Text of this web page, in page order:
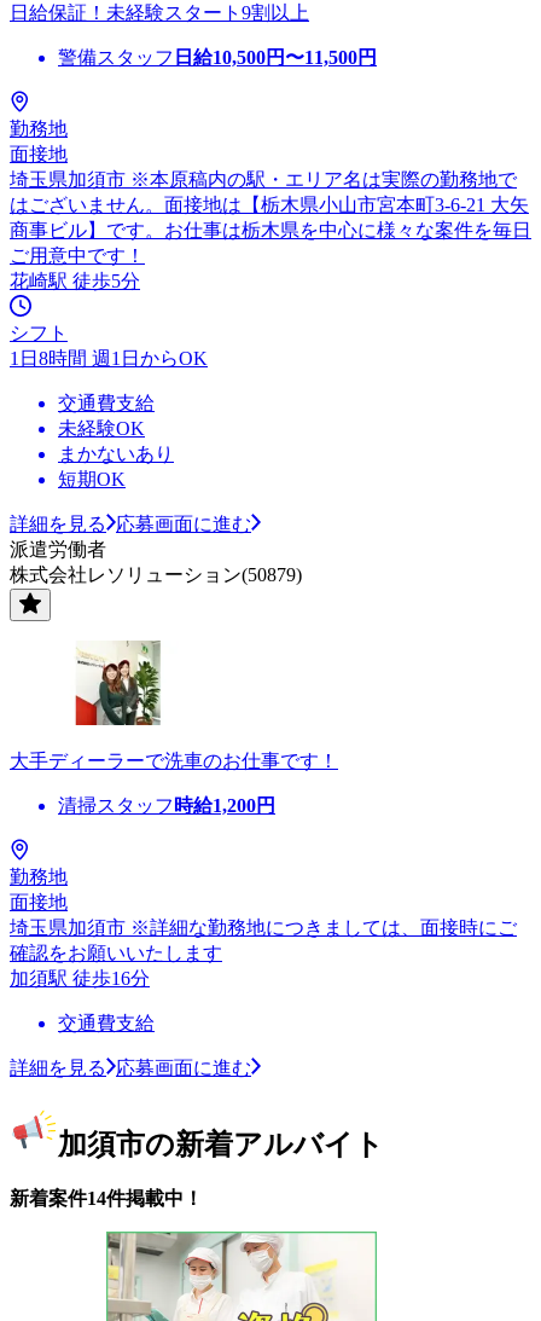
日給保証！未経験スタート9割以上
警備スタッフ 日給10,500円〜11,500円
勤務地
面接地
埼玉県加須市 ※本原稿内の駅・エリア名は実際の勤務地で
はございません。面接地は【栃木県小山市宮本町3-6-21 大矢
商事ビル】です。お仕事は栃木県を中心に様々な案件を毎日
ご用意中です！
花崎駅 徒歩5分
シフト
1日8時間 週1日からOK
交通費支給
未経験OK
まかないあり
短期OK
詳細を見る
応募画面に進む
派遣労働者
株式会社レソリューション(50879)
大手ディーラーで洗車のお仕事です！
清掃スタッフ 時給1,200円
勤務地
面接地
埼玉県加須市 ※詳細な勤務地につきましては、面接時にご
確認をお願いいたします
加須駅 徒歩16分
交通費支給
詳細を見る 応募画面に進む
加須市の新着アルバイト
新着案件14件掲載中！